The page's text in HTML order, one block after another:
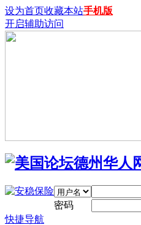
设为首页收藏本站手机版
开启辅助访问
密码
快捷导航